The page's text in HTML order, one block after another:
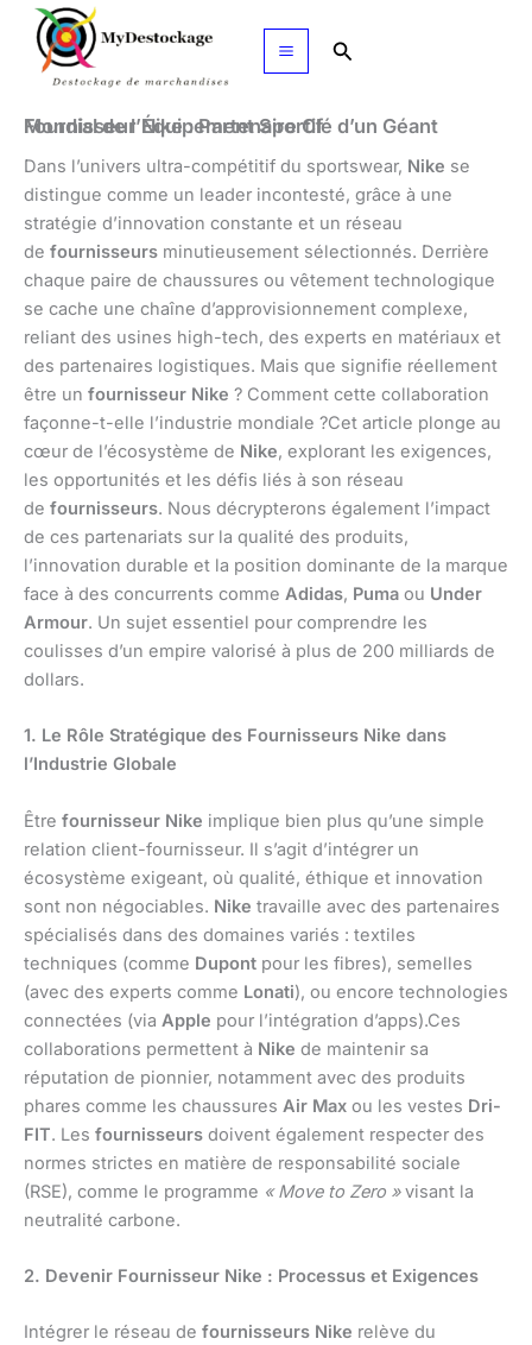
Aller
contenu
Rechercher
Fournisseur Nike : Partenaire Clé d’un Géant Mondial de l’Équipement Sportif
Dans l’univers ultra-compétitif du sportswear, Nike se
distingue comme un leader incontesté, grâce à une
stratégie d’innovation constante et un réseau
de fournisseurs minutieusement sélectionnés. Derrière
chaque paire de chaussures ou vêtement technologique
se cache une chaîne d’approvisionnement complexe,
reliant des usines high-tech, des experts en matériaux et
des partenaires logistiques. Mais que signifie réellement
être un fournisseur Nike ? Comment cette collaboration
façonne-t-elle l’industrie mondiale ?Cet article plonge au
cœur de l’écosystème de Nike, explorant les exigences,
les opportunités et les défis liés à son réseau
de fournisseurs. Nous décrypterons également l’impact
de ces partenariats sur la qualité des produits,
l’innovation durable et la position dominante de la marque
face à des concurrents comme Adidas, Puma ou Under
Armour. Un sujet essentiel pour comprendre les
coulisses d’un empire valorisé à plus de 200 milliards de
dollars.
1. Le Rôle Stratégique des Fournisseurs Nike dans
l’Industrie Globale
Être fournisseur Nike implique bien plus qu’une simple
relation client-fournisseur. Il s’agit d’intégrer un
écosystème exigeant, où qualité, éthique et innovation
sont non négociables. Nike travaille avec des partenaires
spécialisés dans des domaines variés : textiles
techniques (comme Dupont pour les fibres), semelles
(avec des experts comme Lonati), ou encore technologies
connectées (via Apple pour l’intégration d’apps).Ces
collaborations permettent à Nike de maintenir sa
réputation de pionnier, notamment avec des produits
phares comme les chaussures Air Max ou les vestes Dri-
FIT. Les fournisseurs doivent également respecter des
normes strictes en matière de responsabilité sociale
(RSE), comme le programme « Move to Zero »visant la
neutralité carbone.
2. Devenir Fournisseur Nike : Processus et Exigences
Intégrer le réseau de fournisseurs Nike relève du